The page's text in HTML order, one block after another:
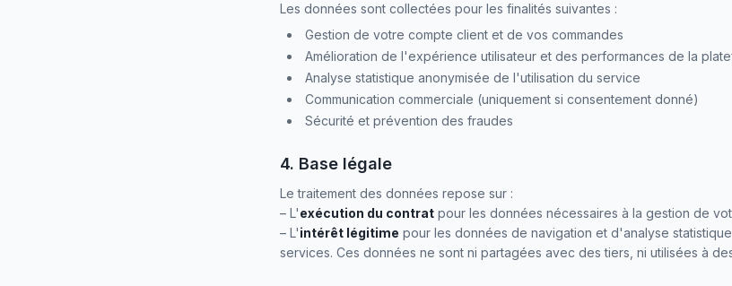
Les données sont collectées pour les finalités suivantes :
Gestion de votre compte client et de vos commandes
Amélioration de l'expérience utilisateur et des performances de la
Analyse statistique anonymisée de l'utilisation du service
Communication commerciale (uniquement si consentement donné)
Sécurité et prévention des fraudes
4. Base légale
Le traitement des données repose sur :
– L'exécution du contrat pour les données nécessaires à la gestion de
– L'intérêt légitime pour les données de navigation et d'analyse
services. Ces données ne sont ni partagées avec des tiers, ni utilisées à